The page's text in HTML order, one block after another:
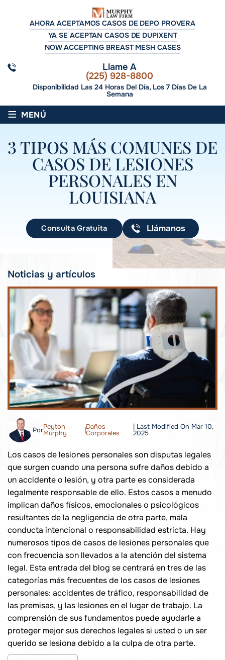
AHORA ACEPTAMOS CASOS DE DEPO PROVERA
YA SE ACEPTAN CASOS DE DUPIXENT
NOW ACCEPTING BREAST MESH CASES
Llame A
(225) 928-8800
Disponibilidad Las 24 Horas Del Día, Los 7 Días De La
Semana
≡ MENÚ
3 TIPOS MÁS COMUNES DE
CASOS DE LESIONES
PERSONALES EN
LOUISIANA
Consulta Gratuita Llámanos
Noticias y artículos
PorPeyton
Murphy |Daños
Corporales
| Last Modified On Mar 10,
2025
Los casos de lesiones personales son disputas legales
que surgen cuando una persona sufre daños debido a
un accidente o lesión, y otra parte es considerada
legalmente responsable de ello. Estos casos a menudo
implican daños físicos, emocionales o psicológicos
resultantes de la negligencia de otra parte, mala
conducta intencional o responsabilidad estricta. Hay
numerosos tipos de casos de lesiones personales que
con frecuencia son llevados a la atención del sistema
legal. Esta entrada del blog se centrará en tres de las
categorías más frecuentes de los casos de lesiones
personales: accidentes de tráfico, responsabilidad de
las premisas, y las lesiones en el lugar de trabajo. La
comprensión de sus fundamentos puede ayudarle a
proteger mejor sus derechos legales si usted o un ser
querido se lesiona debido a la culpa de otra parte.